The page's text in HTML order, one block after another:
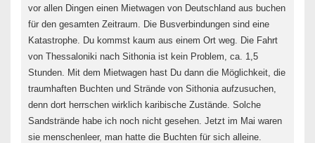
vor allen Dingen einen Mietwagen von Deutschland aus buchen
für den gesamten Zeitraum. Die Busverbindungen sind eine
Katastrophe. Du kommst kaum aus einem Ort weg. Die Fahrt
von Thessaloniki nach Sithonia ist kein Problem, ca. 1,5
Stunden. Mit dem Mietwagen hast Du dann die Möglichkeit, die
traumhaften Buchten und Strände von Sithonia aufzusuchen,
denn dort herrschen wirklich karibische Zustände. Solche
Sandstrände habe ich noch nicht gesehen. Jetzt im Mai waren
sie menschenleer, man hatte die Buchten für sich alleine.